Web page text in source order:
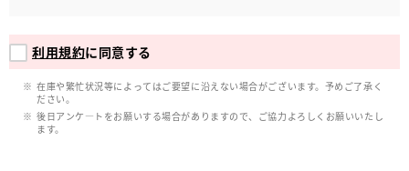
利用規約に同意する
在庫や繁忙状況等によってはご要望に沿えない場合がございます。予めご了承く
ださい。
後日アンケ―トをお願いする場合がありますので、ご協力よろしくお願いいたし
ます。